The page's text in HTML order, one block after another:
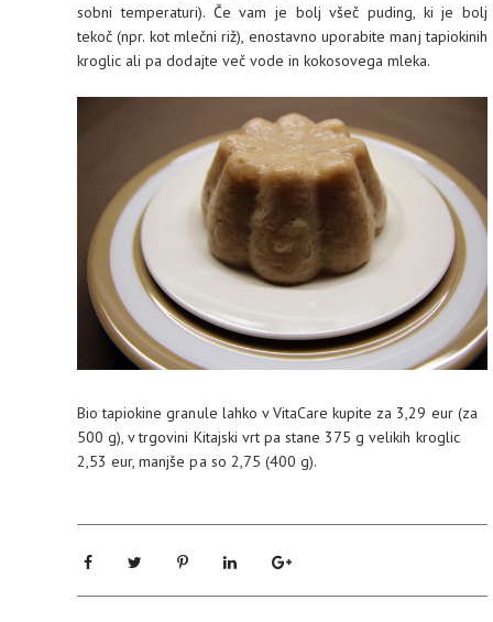
sobni temperaturi). Če vam je bolj všeč puding, ki je bolj
tekoč (npr. kot mlečni riž), enostavno uporabite manj tapiokinih
kroglic ali pa dodajte več vode in kokosovega mleka.
Bio tapiokine granule lahko v VitaCare kupite za 3,29 eur (za
500 g), v trgovini Kitajski vrt pa stane 375 g velikih kroglic
2,53 eur, manjše pa so 2,75 (400 g).